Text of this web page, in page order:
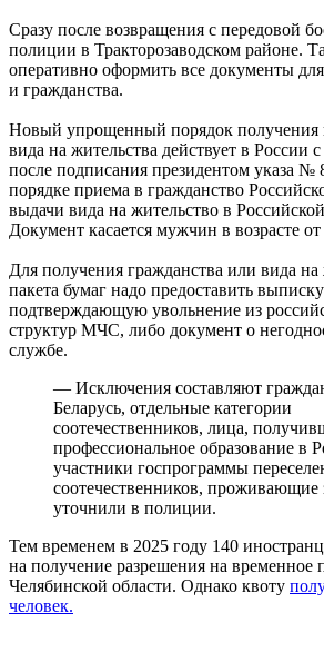
Сразу после возвращения с передовой
полиции в Тракторозаводском районе.
оперативно оформить все документы
и гражданства.
Новый упрощенный порядок получения
вида на жительства действует в России
после подписания президентом указа
порядке приема в гражданство
выдачи вида на жительство в
Документ касается мужчин в возрасте от
Для получения гражданства или вида
пакета бумаг надо предоставить
подтверждающую увольнение из
структур МЧС, либо документ о
службе.
— Исключения составляют
Беларусь, отдельные категории
соотечественников, лица,
профессиональное образование в
участники госпрограммы
соотечественников,
уточнили в полиции.
Тем временем в 2025 году 140
на получение разрешения на временное
Челябинской области. Однако квоту
человек.